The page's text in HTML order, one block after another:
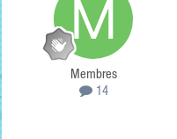
Membres
14